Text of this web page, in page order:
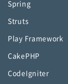
Spring
Struts
Play Framework
CakePHP
CodeIgniter